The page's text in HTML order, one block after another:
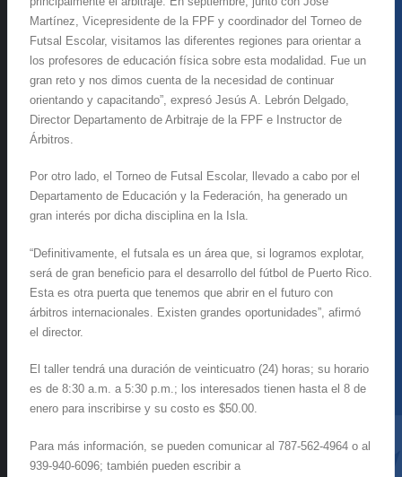
Martínez, Vicepresidente de la FPF y coordinador del Torneo de
Futsal Escolar, visitamos las diferentes regiones para orientar a
los profesores de educación física sobre esta modalidad. Fue un
gran reto y nos dimos cuenta de la necesidad de continuar
orientando y capacitando”, expresó Jesús A. Lebrón Delgado,
Director Departamento de Arbitraje de la FPF e Instructor de
Árbitros.
Por otro lado, el Torneo de Futsal Escolar, llevado a cabo por el
Departamento de Educación y la Federación, ha generado un
gran interés por dicha disciplina en la Isla.
“Definitivamente, el futsala es un área que, si logramos explotar,
será de gran beneficio para el desarrollo del fútbol de Puerto Rico.
Esta es otra puerta que tenemos que abrir en el futuro con
árbitros internacionales. Existen grandes oportunidades”, afirmó
el director.
El taller tendrá una duración de veinticuatro (24) horas; su horario
es de 8:30 a.m. a 5:30 p.m.; los interesados tienen hasta el 8 de
enero para inscribirse y su costo es $50.00.
Para más información, se pueden comunicar al 787-562-4964 o al
939-940-6096; también pueden escribir a